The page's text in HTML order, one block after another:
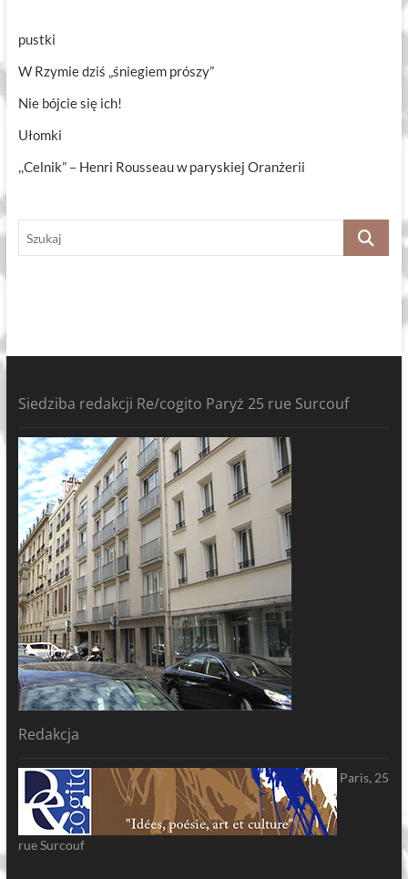
pustki
W Rzymie dziś „śniegiem prószy”
Nie bójcie się ich!
Ułomki
,,Celnik” – Henri Rousseau w paryskiej Oranżerii
Szukaj
Siedziba redakcji Re/cogito Paryż 25 rue Surcouf
Redakcja
Paris, 25
rue Surcouf